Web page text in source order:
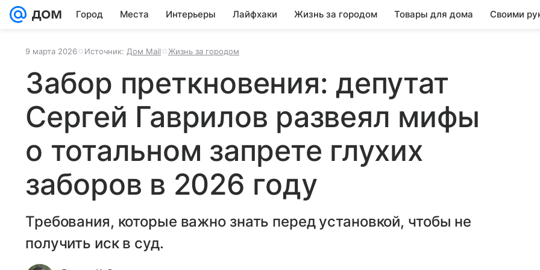
Город Места Интерьеры Лайфхаки Жизнь за городом Товары для дома Своими
9 марта 2026 Источник: Дом Mail Жизнь за городом
Забор преткновения: депутат
Сергей Гаврилов развеял мифы
о тотальном запрете глухих
заборов в 2026 году
Требования, которые важно знать перед установкой, чтобы не
получить иск в суд.